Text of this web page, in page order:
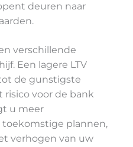
deuren naar
verschillende
Een lagere LTV
de gunstigste
voor de bank
u meer
plannen,
verhogen van uw